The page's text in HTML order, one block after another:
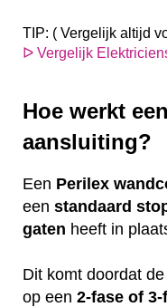
TIP: ( Vergelijk altijd
ᐅ Vergelijk
Hoe werkt
aansluiting?
Een Perilex
een standaard
gaten heeft in
Dit komt doordat de
op een 2-fase of 3-